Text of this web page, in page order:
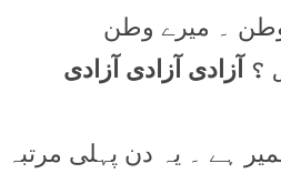
۔ ميرے وطن
؟ آزادی آزادی آزادی
پہلی مرتبہ 5 فروری 1990 کو منایا گیا